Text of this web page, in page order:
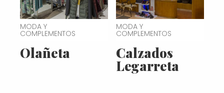
MODA Y
COMPLEMENTOS
Olañeta
MODA Y
COMPLEMENTOS
Calzados
Legarreta